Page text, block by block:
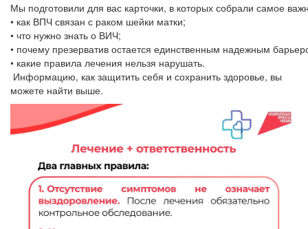
Мы подготовили для вас карточки, в которых собрали самое
• как ВПЧ связан с раком шейки матки;
• что нужно знать о ВИЧ;
• почему презерватив остается единственным надежным
• какие правила лечения нельзя нарушать.
Информацию, как защитить себя и сохранить здоровье, вы
можете найти выше.